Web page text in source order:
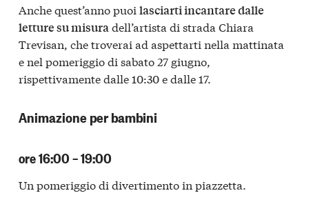
Anche quest’anno puoi lasciarti incantare dalle
letture su misuradell’artista di strada Chiara
Trevisan, che troverai ad aspettarti nella mattinata
e nel pomeriggio di sabato 27 giugno,
rispettivamente dalle 10:30 e dalle 17.
Animazione per bambini
ore 16:00 – 19:00
Un pomeriggio di divertimento in piazzetta.